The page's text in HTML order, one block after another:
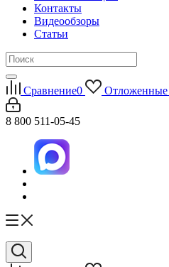
Контакты
Видеообзоры
Статьи
Сравнение0 Отложенные
8 800 511-05-45